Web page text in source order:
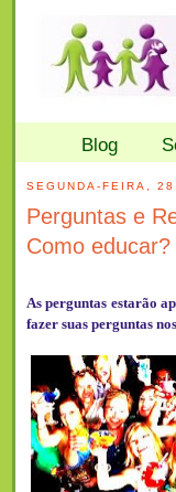
Blog
SEGUNDA-FEIRA,
Perguntas e
Como
As perguntas estarão
fazer suas perguntas